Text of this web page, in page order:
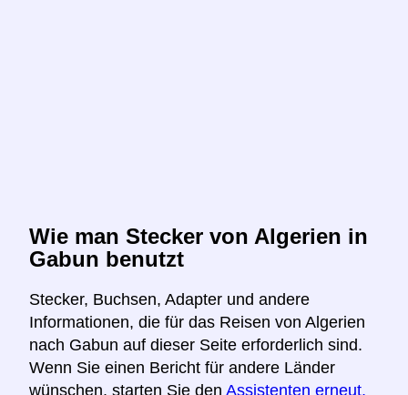
Wie man Stecker von Algerien in
Gabun benutzt
Stecker, Buchsen, Adapter und andere
Informationen, die für das Reisen von Algerien
nach Gabun auf dieser Seite erforderlich sind.
Wenn Sie einen Bericht für andere Länder
wünschen, starten Sie den Assistenten erneut,